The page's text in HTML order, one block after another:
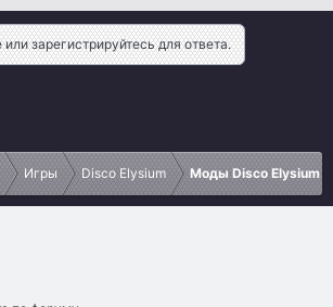
или зарегистрируйтесь для ответа.
Игры Disco Elysium Моды Disco Elysium